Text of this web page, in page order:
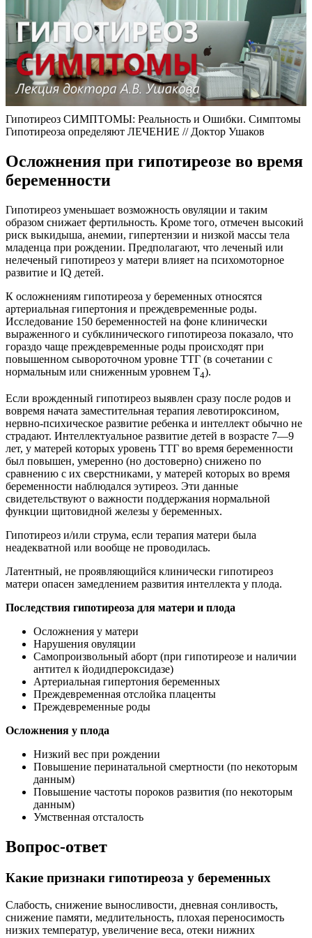
Гипотиреоз СИМПТОМЫ: Реальность и Ошибки. Симптомы
Гипотиреоза определяют ЛЕЧЕНИЕ // Доктор Ушаков
Осложнения при гипотиреозе во время
беременности
Гипотиреоз уменьшает возможность овуляции и таким
образом снижает фертильность. Кроме того, отмечен высокий
риск выкидыша, анемии, гипертензии и низкой массы тела
младенца при рождении. Предполагают, что леченый или
нелеченый гипотиреоз у матери влияет на психомоторное
развитие и IQ детей.
К осложнениям гипотиреоза у беременных относятся
артериальная гипертония и преждевременные роды.
Исследование 150 беременностей на фоне клинически
выраженного и субклинического гипотиреоза показало, что
гораздо чаще преждевременные роды происходят при
повышенном сывороточном уровне ТТГ (в сочетании с
нормальным или сниженным уровнем Т4).
Если врожденный гипотиреоз выявлен сразу после родов и
вовремя начата заместительная терапия левотироксином,
нервно-психическое развитие ребенка и интеллект обычно не
страдают. Интеллектуальное развитие детей в возрасте 7—9
лет, у матерей которых уровень ТТГ во время беременности
был повышен, умеренно (но достоверно) снижено по
сравнению с их сверстниками, у матерей которых во время
беременности наблюдался эутиреоз. Эти данные
свидетельствуют о важности поддержания нормальной
функции щитовидной железы у беременных.
Гипотиреоз и/или струма, если терапия матери была
неадекватной или вообще не проводилась.
Латентный, не проявляющийся клинически гипотиреоз
матери опасен замедлением развития интеллекта у плода.
Последствия гипотиреоза для матери и плода
Осложнения у матери
Нарушения овуляции
Самопроизвольный аборт (при гипотиреозе и наличии
антител к йодидпероксидазе)
Артериальная гипертония беременных
Преждевременная отслойка плаценты
Преждевременные роды
Осложнения у плода
Низкий вес при рождении
Повышение перинатальной смертности (по некоторым
данным)
Повышение частоты пороков развития (по некоторым
данным)
Умственная отсталость
Вопрос-ответ
Какие признаки гипотиреоза у беременных
Слабость, снижение выносливости, дневная сонливость,
снижение памяти, медлительность, плохая переносимость
низких температур, увеличение веса, отеки нижних